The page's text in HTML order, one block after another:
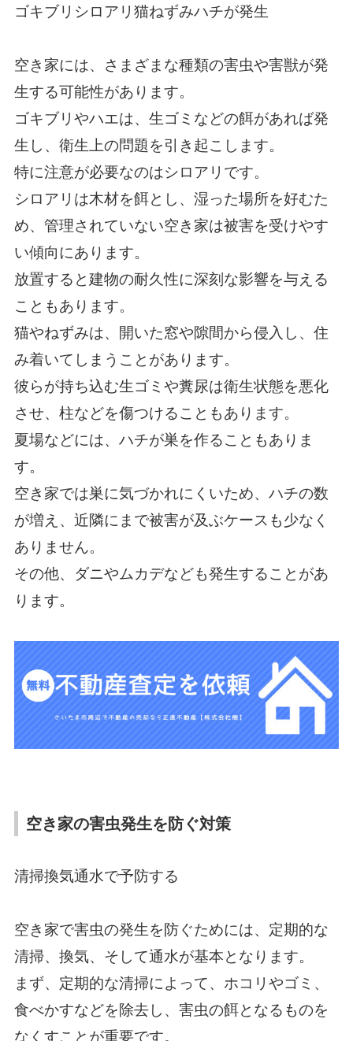
ゴキブリシロアリ猫ねずみハチが発生
空き家には、さまざまな種類の害虫や害獣が発
生する可能性があります。
ゴキブリやハエは、生ゴミなどの餌があれば発
生し、衛生上の問題を引き起こします。
特に注意が必要なのはシロアリです。
シロアリは木材を餌とし、湿った場所を好むた
め、管理されていない空き家は被害を受けやす
い傾向にあります。
放置すると建物の耐久性に深刻な影響を与える
こともあります。
猫やねずみは、開いた窓や隙間から侵入し、住
み着いてしまうことがあります。
彼らが持ち込む生ゴミや糞尿は衛生状態を悪化
させ、柱などを傷つけることもあります。
夏場などには、ハチが巣を作ることもありま
す。
空き家では巣に気づかれにくいため、ハチの数
が増え、近隣にまで被害が及ぶケースも少なく
ありません。
その他、ダニやムカデなども発生することがあ
ります。
空き家の害虫発生を防ぐ対策
清掃換気通水で予防する
空き家で害虫の発生を防ぐためには、定期的な
清掃、換気、そして通水が基本となります。
まず、定期的な清掃によって、ホコリやゴミ、
食べかすなどを除去し、害虫の餌となるものを
なくすことが重要です。